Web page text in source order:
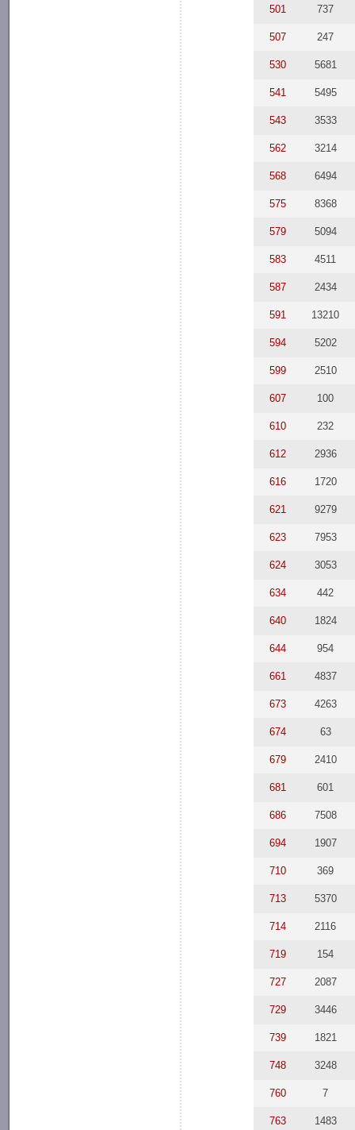
501 737
507 247
530 5681
541 5495
543 3533
562 3214
568 6494
575 8368
579 5094
583 4511
587 2434
591 13210
594 5202
599 2510
607 100
610 232
612 2936
616 1720
621 9279
623 7953
624 3053
634 442
640 1824
644 954
661 4837
673 4263
674 63
679 2410
681 601
686 7508
694 1907
710 369
713 5370
714 2116
719 154
727 2087
729 3446
739 1821
748 3248
760 7
763 1483